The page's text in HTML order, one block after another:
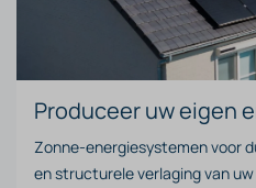
Produceer uw eigen
Zonne-energiesystemen voor
en structurele verlaging van